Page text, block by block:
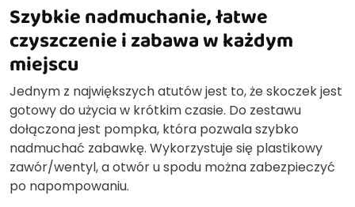
Szybkie nadmuchanie, łatwe
czyszczenie i zabawa w każdym
miejscu
Jednym z największych atutów jest to, że skoczek jest
gotowy do użycia w krótkim czasie. Do zestawu
dołączona jest pompka, która pozwala szybko
nadmuchać zabawkę. Wykorzystuje się plastikowy
zawór/wentyl, a otwór u spodu można zabezpieczyć
po napompowaniu.